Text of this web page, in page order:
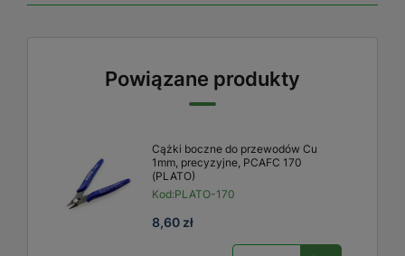
Powiązane produkty
Cążki boczne do przewodów Cu
1mm, precyzyjne, PCAFC 170
(PLATO)
Kod:PLATO-170
8,60 zł